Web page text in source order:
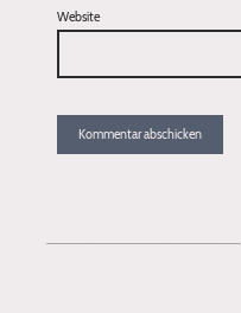
Website